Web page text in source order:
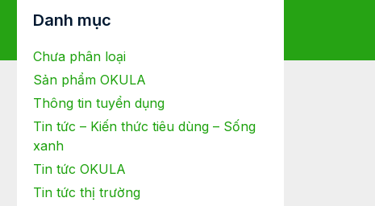
Danh mục
Chưa phân loại
Sản phẩm OKULA
Thông tin tuyển dụng
Tin tức – Kiến thức tiêu dùng – Sống
xanh
Tin tức OKULA
Tin tức thị trường